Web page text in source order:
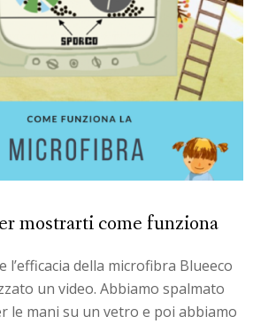
mostrarti come funziona
l’efficacia della microfibra Blueeco
un video. Abbiamo spalmato
le mani su un vetro e poi abbiamo